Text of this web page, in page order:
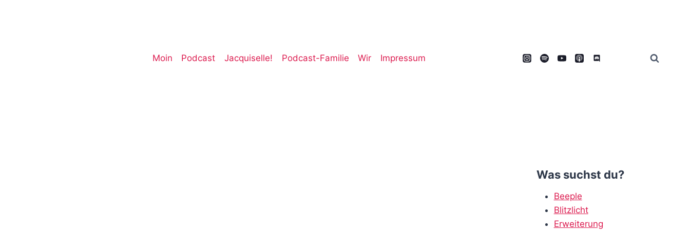
Moin Podcast Jacquiselle! Podcast-Familie Wir Impressum
Was suchst du?
Beeple
Blitzlicht
Erweiterung